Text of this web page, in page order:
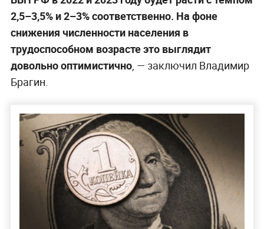
2,5–3,5% и 2–3% соответственно. На фоне
снижения численности населения в
трудоспособном возрасте это выглядит
довольно оптимистично, — заключил Владимир
Брагин.